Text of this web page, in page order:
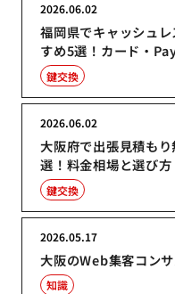
福岡県でキャッシュ
すめ5選！カード・
2026.06.02
鍵交換
大阪府で出張見積も
選！料金相場と選び方
2026.06.02
鍵交換
大阪のWeb集客コン
2026.05.17
知識